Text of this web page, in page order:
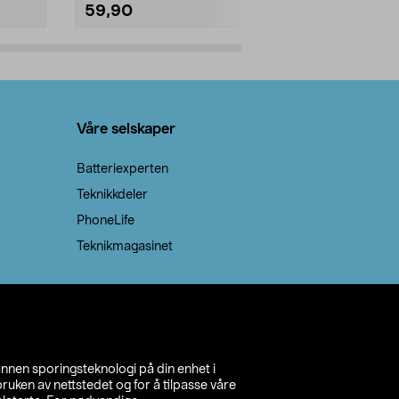
sporingsteknologi på din enhet i
av nettstedet og for å tilpasse våre
59,90
Våre selskaper
Batteriexperten
Teknikkdeler
PhoneLife
Teknikmagasinet